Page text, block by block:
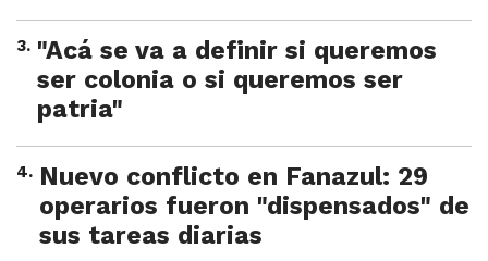
3. "Acá se va a definir si queremos
ser colonia o si queremos ser
patria"
4. Nuevo conflicto en Fanazul: 29
operarios fueron "dispensados" de
sus tareas diarias